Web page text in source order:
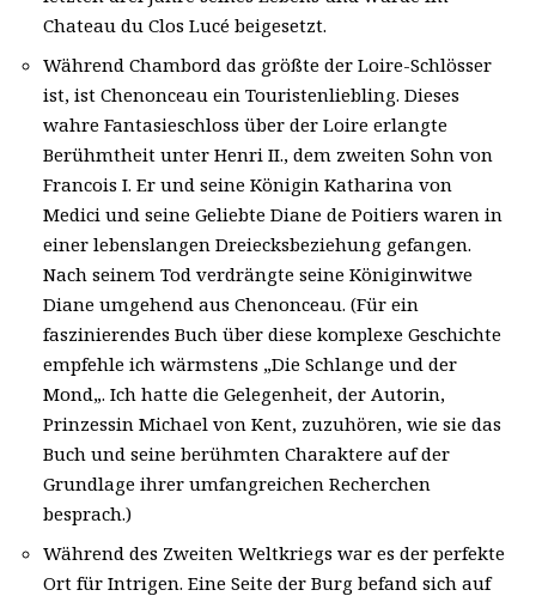
Chateau du Clos Lucé beigesetzt.
Während Chambord das größte der Loire-Schlösser
ist, ist Chenonceau ein Touristenliebling. Dieses
wahre Fantasieschloss über der Loire erlangte
Berühmtheit unter Henri II., dem zweiten Sohn von
Francois I. Er und seine Königin Katharina von
Medici und seine Geliebte Diane de Poitiers waren in
einer lebenslangen Dreiecksbeziehung gefangen.
Nach seinem Tod verdrängte seine Königinwitwe
Diane umgehend aus Chenonceau. (Für ein
faszinierendes Buch über diese komplexe Geschichte
empfehle ich wärmstens „Die Schlange und der
Mond„. Ich hatte die Gelegenheit, der Autorin,
Prinzessin Michael von Kent, zuzuhören, wie sie das
Buch und seine berühmten Charaktere auf der
Grundlage ihrer umfangreichen Recherchen
besprach.)
Während des Zweiten Weltkriegs war es der perfekte
Ort für Intrigen. Eine Seite der Burg befand sich auf